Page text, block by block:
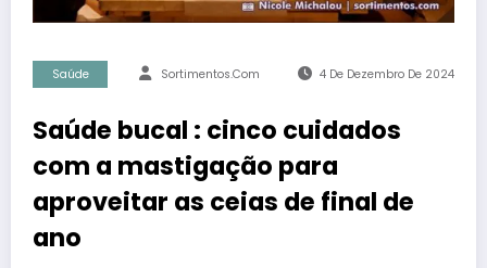
Saúde Sortimentos.com 4 De Dezembro De 2024
Saúde bucal : cinco cuidados
com a mastigação para
aproveitar as ceias de final de
ano